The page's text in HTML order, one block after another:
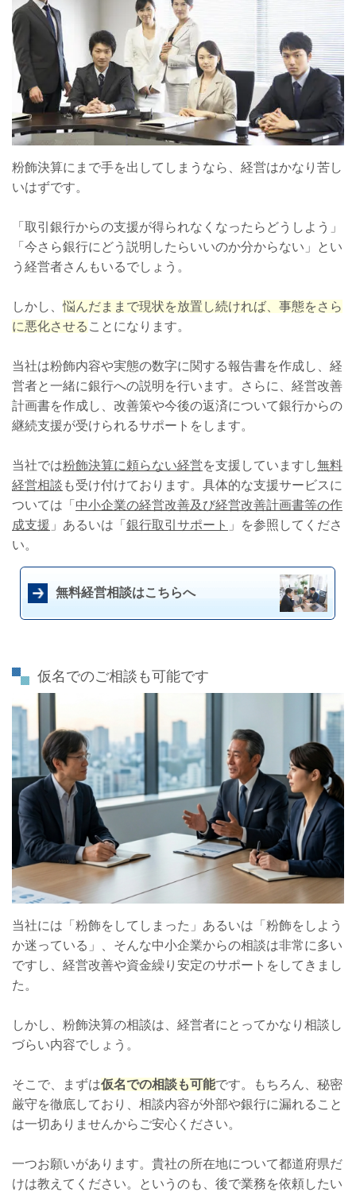
粉飾決算にまで手を出してしまうなら、経営はかなり苦し
いはずです。
「取引銀行からの支援が得られなくなったらどうしよう」
「今さら銀行にどう説明したらいいのか分からない」とい
う経営者さんもいるでしょう。
しかし、悩んだままで現状を放置し続ければ、事態をさら
に悪化させる ことになります。
当社は粉飾内容や実態の数字に関する報告書を作成し、経
営者と一緒に銀行への説明を行います。さらに、経営改善
計画書を作成し、改善策や今後の返済について銀行からの
継続支援が受けられるサポートをします。
当社では粉飾決算に頼らない経営を支援していますし無料
経営相談 も受け付けております。具体的な支援サービスに
ついては「 中小企業の経営改善及び経営改善計画書等の作
成支援 」あるいは「 銀行取引サポート 」を参照してくださ
い。
無料経営相談はこちらへ
仮名でのご相談も可能です
当社には「粉飾をしてしまった」あるいは「粉飾をしよう
か迷っている」、そんな中小企業からの相談は非常に多い
ですし、経営改善や資金繰り安定のサポートをしてきまし
た。
しかし、粉飾決算の相談は、経営者にとってかなり相談し
づらい内容でしょう。
そこで、まずは仮名での相談も可能です。もちろん、秘密
厳守を徹底しており、相談内容が外部や銀行に漏れること
は一切ありませんからご安心ください。
一つお願いがあります。貴社の所在地について都道府県だ
けは教えてください。というのも、後で業務を依頼したい